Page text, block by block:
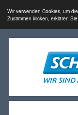
Wir verwenden Cookies, um
Zustimmen klicken, erklären